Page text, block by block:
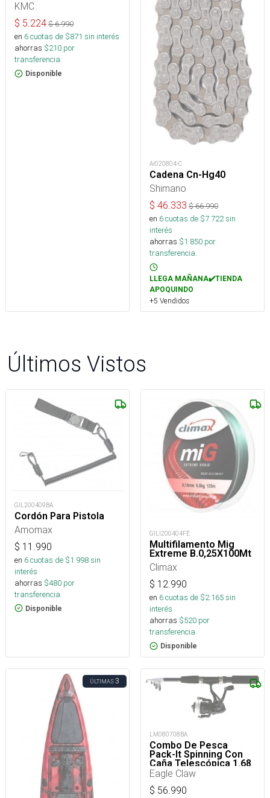
KMC
$ 5.224 $6.990
en 6cuotas de $871 sin interés
ahorras $210 por
transferencia.
Disponible
AI020804-C
Cadena Cn-Hg40
Shimano
$ 46.333 $66.990
en 6cuotas de $7.722sin
interés
ahorras $1.850 por
transferencia.
LLEGA MAÑANA✔️TIENDA
APOQUINDO
+5 Vendidos
Últimos Vistos
GIL200409BA
Cordón Para Pistola
Amomax
$ 11.990
en 6cuotas de $1.998sin
interés
ahorras $480 por
transferencia.
Disponible
GILI200404FE
Multifilamento Mig
Extreme B.0,25X100Mt
Climax
$ 12.990
en 6cuotas de $2.165sin
interés
ahorras $520 por
transferencia.
Disponible
ÚLTIMAS3
LM080708BA
Combo De Pesca
Pack-It Spinning Con
Caña Telescópica 1.68
Mt Y Reel
Eagle Claw
$ 56.990